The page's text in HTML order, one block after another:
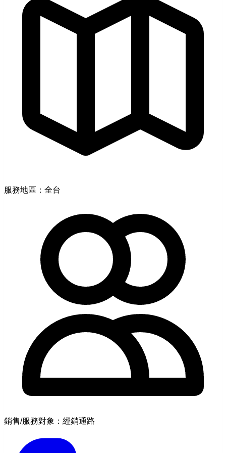
服務地區：全台
銷售/服務對象：經銷通路